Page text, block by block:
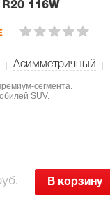
116W
Асимметричный
сегмента.
SUV.
В корзину